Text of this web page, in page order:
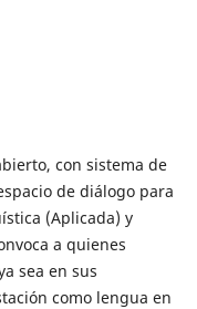
con sistema de
de diálogo para
(Aplicada) y
a quienes
sea en sus
como lengua en